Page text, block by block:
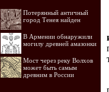
Потерянный античный
город Тенея найден
В Армении обнаружили
могилу древней амазонки
Мост через реку Волхов
может быть самым
древним в России